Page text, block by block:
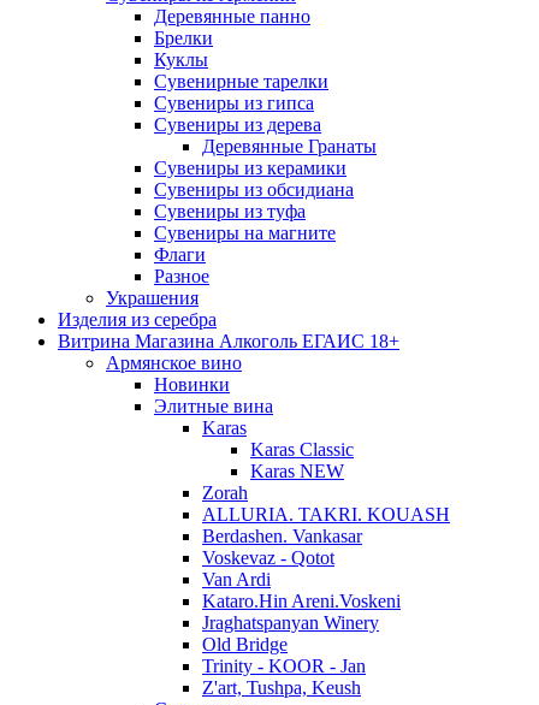
Деревянные панно
Брелки
Куклы
Сувенирные тарелки
Сувениры из гипса
Сувениры из дерева
Деревянные Гранаты
Сувениры из керамики
Сувениры из обсидиана
Сувениры из туфа
Сувениры на магните
Флаги
Разное
Украшения
Изделия из серебра
Витрина Магазина Алкоголь ЕГАИС 18+
Армянское вино
Новинки
Элитные вина
Karas
Karas Classic
Karas NEW
Zorah
ALLURIA. TAKRI. KOUASH
Berdashen. Vankasar
Voskevaz - Qotot
Van Ardi
Kataro.Hin Areni.Voskeni
Jraghatspanyan Winery
Old Bridge
Trinity - KOOR - Jan
Z'art, Tushpa, Keush